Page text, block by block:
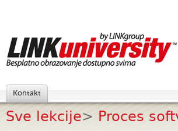
Kontakt
Sve lekcije> Proces